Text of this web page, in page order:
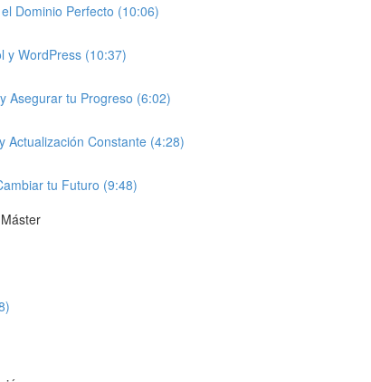
Dominio Perfecto (10:06)
y WordPress (10:37)
Asegurar tu Progreso (6:02)
Actualización Constante (4:28)
tu Futuro (9:48)